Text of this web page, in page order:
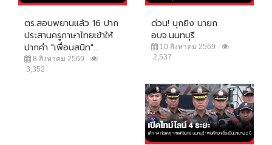
ตร.สอบพยานแล้ว 16 ปาก
ประสานครูภาษาไทยเข้าให้
ปากคำ "เพื่อนสนิท"...
8 สิงหาคม 2569
3,352
ด่วน! บุกยิง นายก
อบจ.นนทบุรี
10 สิงหาคม 2569
2,537